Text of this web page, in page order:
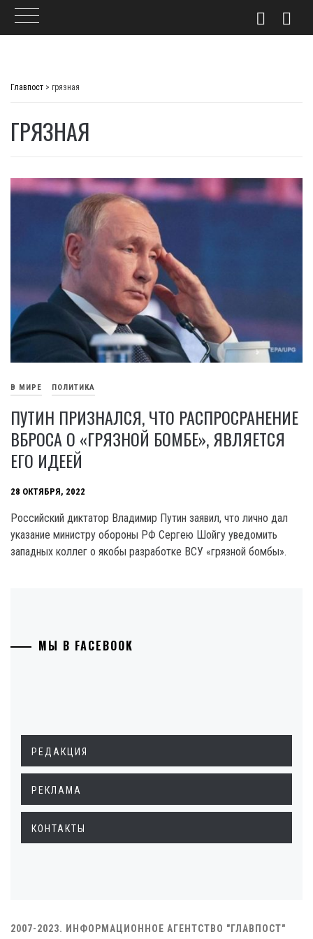
Главпост > грязная
ГРЯЗНАЯ
В МИРЕ ПОЛИТИКА
ПУТИН ПРИЗНАЛСЯ, ЧТО РАСПРОСРАНЕНИЕ
ВБРОСА О «ГРЯЗНОЙ БОМБЕ», ЯВЛЯЕТСЯ
ЕГО ИДЕЕЙ
28 ОКТЯБРЯ, 2022
Российский диктатор Владимир Путин заявил, что лично дал
указание министру обороны РФ Сергею Шойгу уведомить
западных коллег о якобы разработке ВСУ «грязной бомбы».
МЫ В FACEBOOK
РЕДАКЦИЯ
РЕКЛАМА
КОНТАКТЫ
2007-2023. ИНФОРМАЦИОННОЕ АГЕНТСТВО "ГЛАВПОСТ"